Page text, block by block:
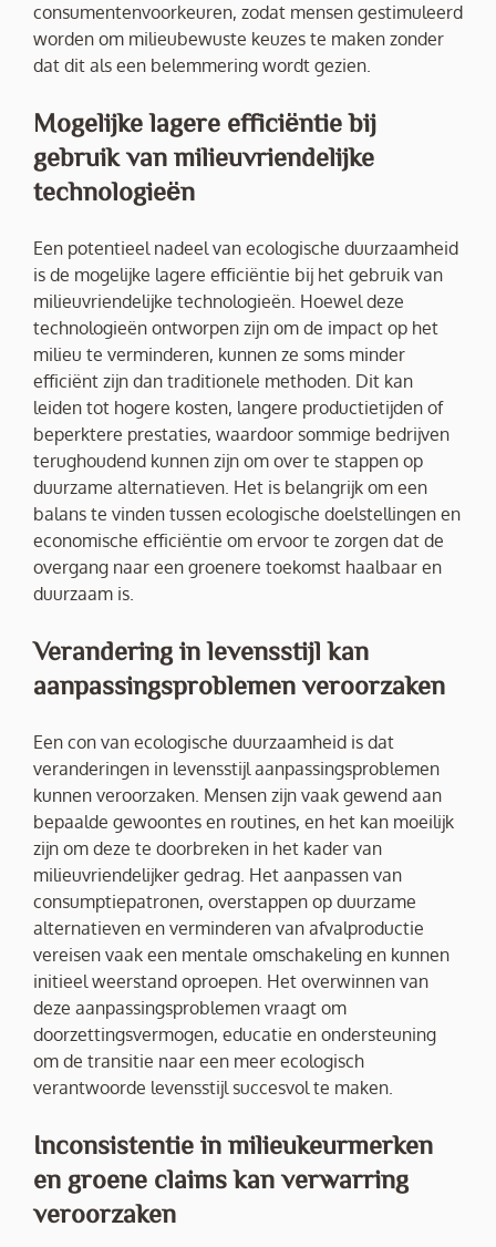
consumentenvoorkeuren, zodat mensen gestimuleerd
worden om milieubewuste keuzes te maken zonder
dat dit als een belemmering wordt gezien.
Mogelijke lagere efficiëntie bij
gebruik van milieuvriendelijke
technologieën
Een potentieel nadeel van ecologische duurzaamheid
is de mogelijke lagere efficiëntie bij het gebruik van
milieuvriendelijke technologieën. Hoewel deze
technologieën ontworpen zijn om de impact op het
milieu te verminderen, kunnen ze soms minder
efficiënt zijn dan traditionele methoden. Dit kan
leiden tot hogere kosten, langere productietijden of
beperktere prestaties, waardoor sommige bedrijven
terughoudend kunnen zijn om over te stappen op
duurzame alternatieven. Het is belangrijk om een
balans te vinden tussen ecologische doelstellingen en
economische efficiëntie om ervoor te zorgen dat de
overgang naar een groenere toekomst haalbaar en
duurzaam is.
Verandering in levensstijl kan
aanpassingsproblemen veroorzaken
Een con van ecologische duurzaamheid is dat
veranderingen in levensstijl aanpassingsproblemen
kunnen veroorzaken. Mensen zijn vaak gewend aan
bepaalde gewoontes en routines, en het kan moeilijk
zijn om deze te doorbreken in het kader van
milieuvriendelijker gedrag. Het aanpassen van
consumptiepatronen, overstappen op duurzame
alternatieven en verminderen van afvalproductie
vereisen vaak een mentale omschakeling en kunnen
initieel weerstand oproepen. Het overwinnen van
deze aanpassingsproblemen vraagt om
doorzettingsvermogen, educatie en ondersteuning
om de transitie naar een meer ecologisch
verantwoorde levensstijl succesvol te maken.
Inconsistentie in milieukeurmerken
en groene claims kan verwarring
veroorzaken